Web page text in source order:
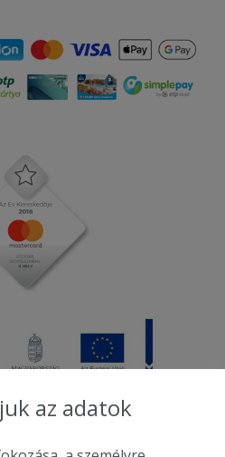
az adatok